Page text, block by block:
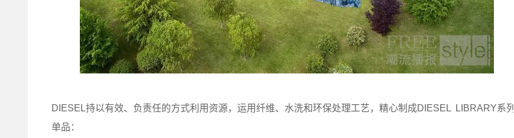
DIESEL持以有效、负责任的方式利用资源，运用纤维、水洗和环保处理工艺，精心制成DIESEL LIBRARY系列
单品：